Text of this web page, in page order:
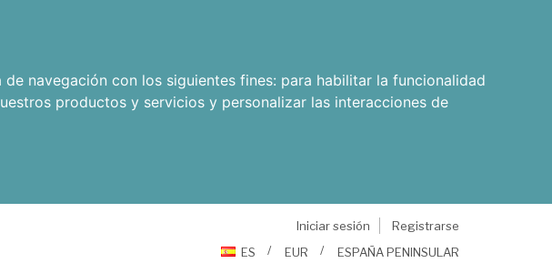
navegación con los siguientes fines: para habilitar la funcionalidad
productos y servicios y personalizar las interacciones de
Iniciar sesión
Registrarse
ES
EUR ESPAÑA PENINSULAR